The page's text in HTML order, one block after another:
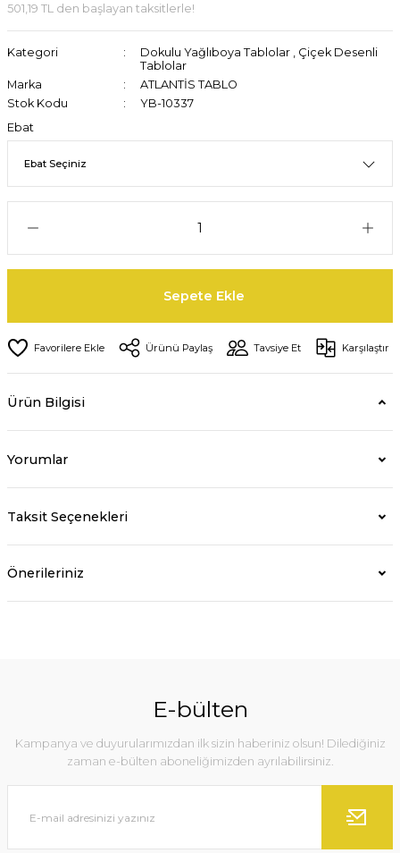
501,19 TL den başlayan taksitlerle!
Kategori Dokulu Yağlıboya Tablolar , Çiçek Desenli
Tablolar
Marka
ATLANTİS TABLO
Stok Kodu
YB-10337
Ebat
Sepete Ekle
Ürünü Paylaş Tavsiye Et Karşılaştır
Ürün Bilgisi
Yorumlar
Taksit Seçenekleri
Önerileriniz
E-bülten
Kampanya ve duyurularımızdan ilk sizin haberiniz olsun! Dilediğiniz
zaman e-bülten aboneliğimizden ayrılabilirsiniz.